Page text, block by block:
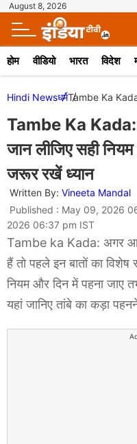
August 8, 2026
होम वीडियो भारत विदेश
Hindi Newsधर्मTambe Ka
Tambe Ka Kada:
जान लीजिए सही
जरूर रखें ध्यान
Written By: Vineeta Mandal
Published : May 09, 2026
2026 06:37 pm IST
Tambe ka Kada: अगर
हैं तो पहले इन बातों का
नियम और दिन में पहना जाए
यहां जानिए तांबे का कड़ा